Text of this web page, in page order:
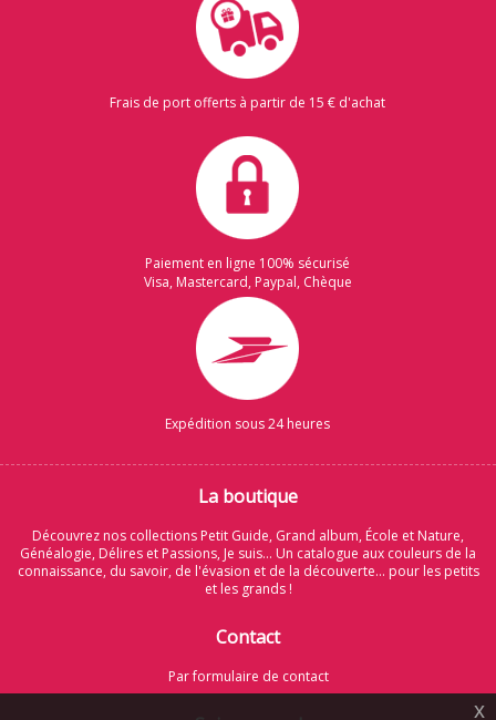
x
Frais de port offerts à partir de 15 € d'achat
Paiement en ligne 100% sécurisé
Visa, Mastercard, Paypal, Chèque
Expédition sous 24 heures
La boutique
Découvrez nos collections Petit Guide, Grand album, École et Nature,
Généalogie, Délires et Passions, Je suis... Un catalogue aux couleurs de la
connaissance, du savoir, de l'évasion et de la découverte... pour les petits
et les grands !
Contact
Par formulaire de contact